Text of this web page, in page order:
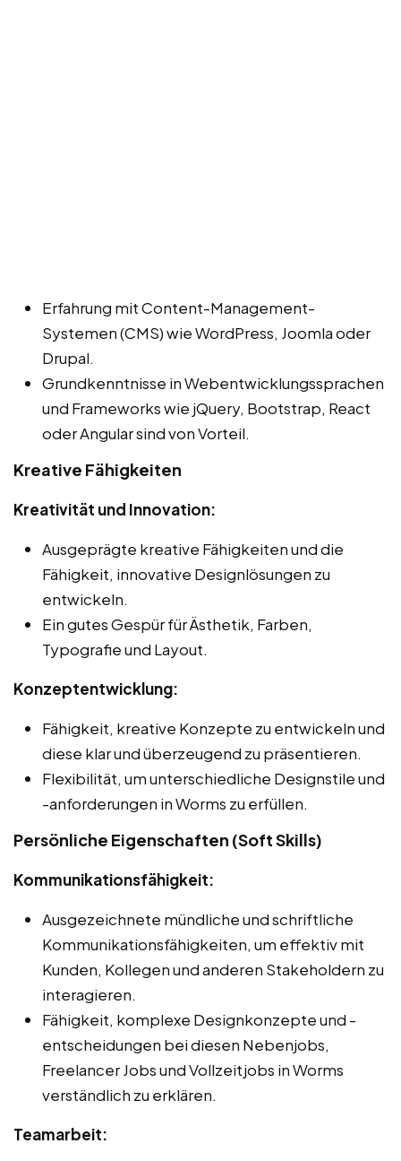
Erfahrung mit Content-Management-
Systemen (CMS) wie WordPress, Joomla oder
Drupal.
Grundkenntnisse in Webentwicklungssprachen
und Frameworks wie jQuery, Bootstrap, React
oder Angular sind von Vorteil.
Kreative Fähigkeiten
Kreativität und Innovation:
Ausgeprägte kreative Fähigkeiten und die
Fähigkeit, innovative Designlösungen zu
entwickeln.
Ein gutes Gespür für Ästhetik, Farben,
Typografie und Layout.
Konzeptentwicklung:
Fähigkeit, kreative Konzepte zu entwickeln und
diese klar und überzeugend zu präsentieren.
Flexibilität, um unterschiedliche Designstile und
-anforderungen in Worms zu erfüllen.
Persönliche Eigenschaften (Soft Skills)
Kommunikationsfähigkeit:
Ausgezeichnete mündliche und schriftliche
Kommunikationsfähigkeiten, um effektiv mit
Kunden, Kollegen und anderen Stakeholdern zu
interagieren.
Fähigkeit, komplexe Designkonzepte und -
entscheidungen bei diesen Nebenjobs,
Freelancer Jobs und Vollzeitjobs in Worms
verständlich zu erklären.
Teamarbeit: